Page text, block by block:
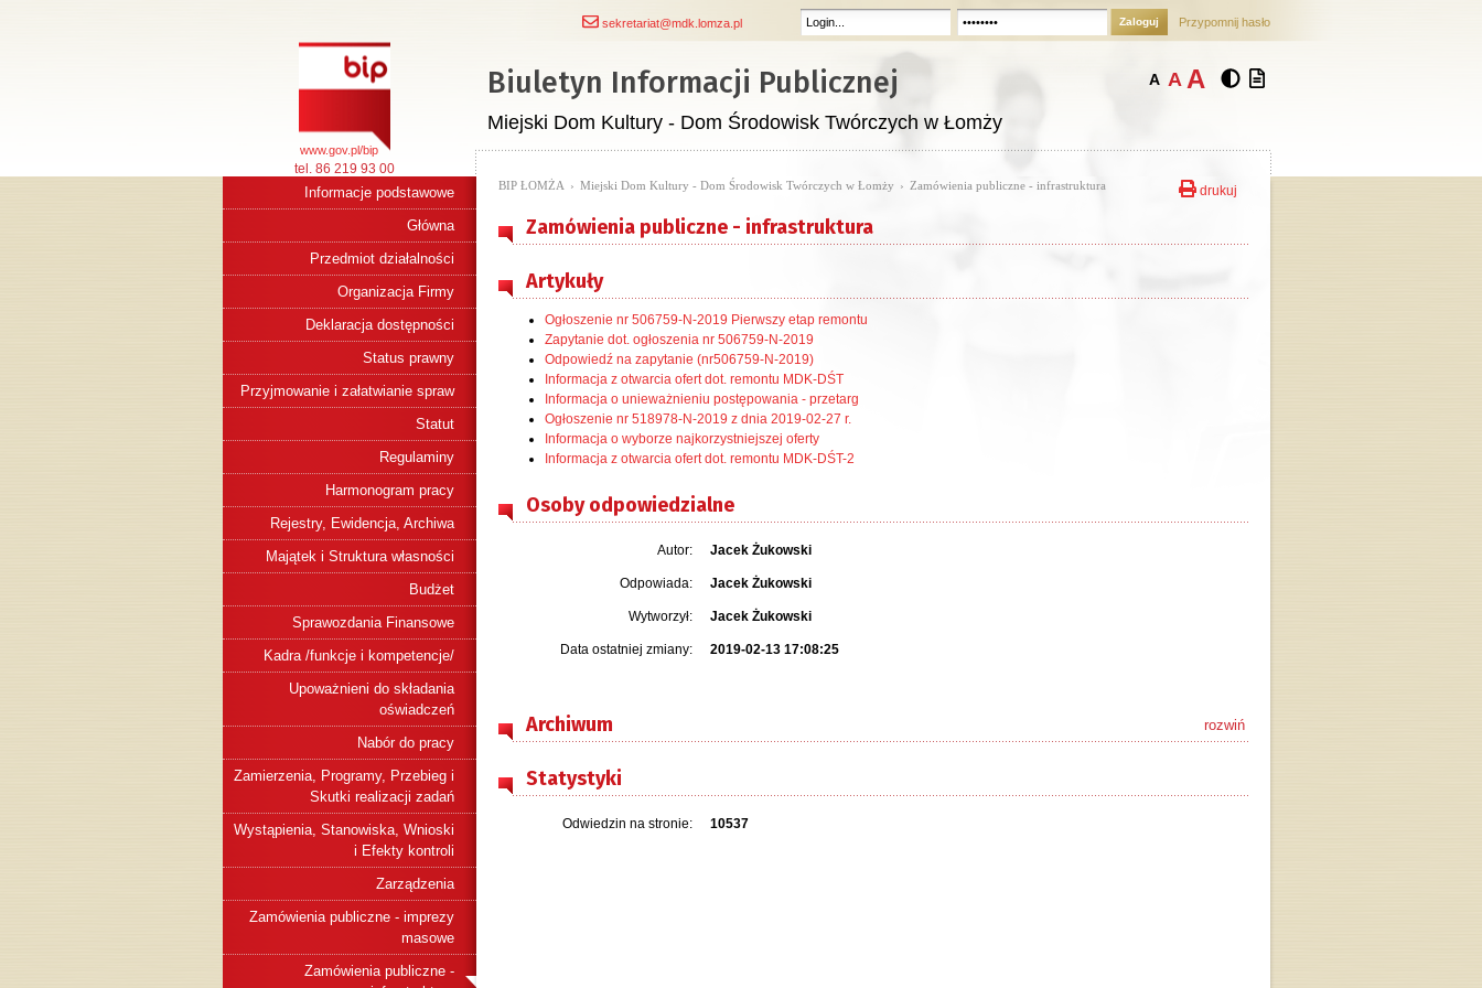
sekretariat@mdk.lomza.pl Zaloguj Przypomnij hasło
A A A
www.gov.pl/bip
tel. 86 219 93 00
Biuletyn Informacji Publicznej
Miejski Dom Kultury - Dom Środowisk Twórczych w Łomży
Informacje podstawowe
Główna
Przedmiot działalności
Organizacja Firmy
Deklaracja dostępności
Status prawny
Przyjmowanie i załatwianie spraw
Statut
Regulaminy
Harmonogram pracy
Rejestry, Ewidencja, Archiwa
Majątek i Struktura własności
Budżet
Sprawozdania Finansowe
Kadra /funkcje i kompetencje/
Upoważnieni do składania
oświadczeń
Nabór do pracy
Zamierzenia, Programy, Przebieg i
Skutki realizacji zadań
Wystąpienia, Stanowiska, Wnioski
i Efekty kontroli
Zarządzenia
Zamówienia publiczne - imprezy
masowe
Zamówienia publiczne -
drukuj
BIP ŁOMŻA › Miejski Dom Kultury - Dom Środowisk Twórczych w Łomży › Zamówienia publiczne - infrastruktura
Zamówienia publiczne - infrastruktura
Artykuły
Ogłoszenie nr 506759-N-2019 Pierwszy etap remontu
Zapytanie dot. ogłoszenia nr 506759-N-2019
Odpowiedź na zapytanie (nr506759-N-2019)
Informacja z otwarcia ofert dot. remontu MDK-DŚT
Informacja o unieważnieniu postępowania - przetarg
Ogłoszenie nr 518978-N-2019 z dnia 2019-02-27 r.
Informacja o wyborze najkorzystniejszej oferty
Informacja z otwarcia ofert dot. remontu MDK-DŚT-2
Osoby odpowiedzialne
Autor: Jacek Żukowski
Odpowiada: Jacek Żukowski
Wytworzył: Jacek Żukowski
Data ostatniej zmiany: 2019-02-13 17:08:25
Archiwum rozwiń
Statystyki
Odwiedzin na stronie: 10537